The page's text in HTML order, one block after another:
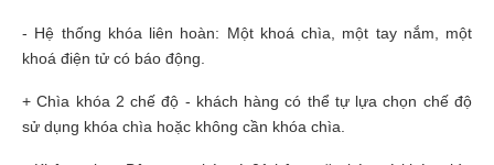
- Hệ thống khóa liên hoàn: Một khoá chìa, một tay nắm, một
khoá điện tử có báo động.
+ Chìa khóa 2 chế độ - khách hàng có thể tự lựa chọn chế độ
sử dụng khóa chìa hoặc không cần khóa chìa.